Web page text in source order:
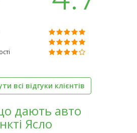
всі відгуки клієнтів
дають авто
Ясло